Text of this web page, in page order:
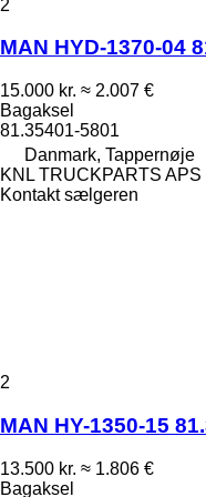
2
MAN HYD-1370-04
15.000 kr. ≈ 2.007 €
Bagaksel
81.35401-5801
Danmark, Tappernøje
KNL TRUCKPARTS
Kontakt sælgeren
2
MAN HY-1350-15
13.500 kr. ≈ 1.806 €
Bagaksel